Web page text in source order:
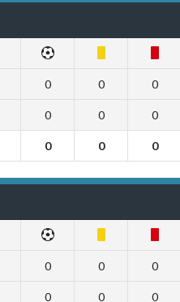
0 0 0
0 0 0
0 0 0
0 0 0
0 0 0